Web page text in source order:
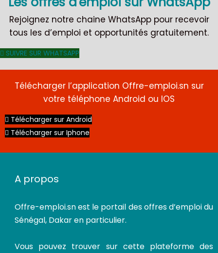
Rejoignez notre chaine WhatsApp pour recevoir
tous les d’emploi et opportunités gratuitement.
SUIVRE SUR WHATSAPP
Télécharger l’application Offre-emploi.sn sur
votre téléphone Android ou IOS
Télécharger sur Android
Télécharger sur Iphone
A propos
Offre-emploi.snest le portail des offres d’emploi du
Sénégal, Dakar en particulier.
Vous pouvez trouver sur cette plateforme des